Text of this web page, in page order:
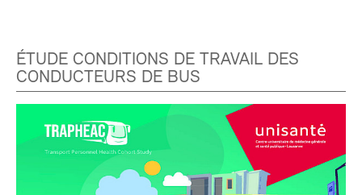
ÉTUDE CONDITIONS DE TRAVAIL DES
CONDUCTEURS DE BUS